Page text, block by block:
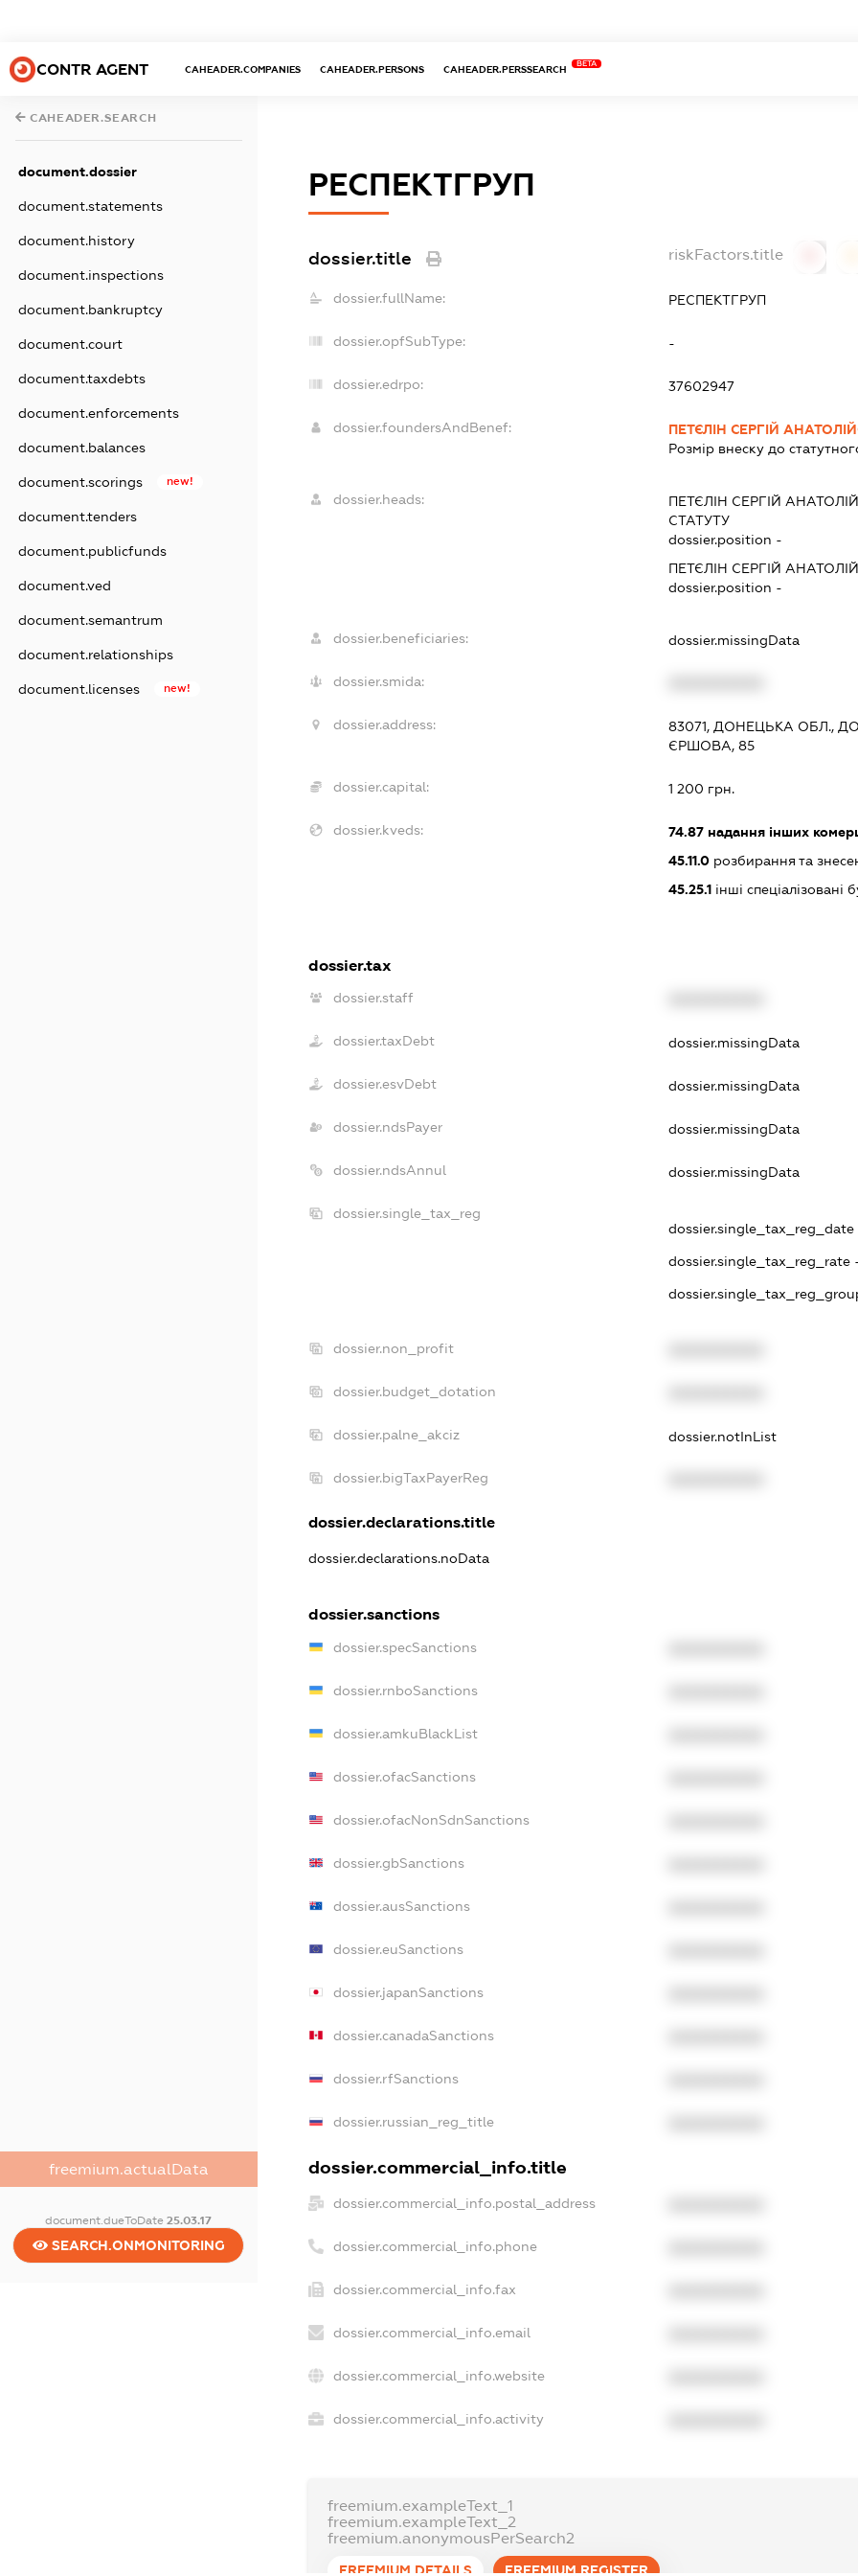
CONTR AGENT CAHEADER.COMPANIES CAHEADER.PERSONS CAHEADER.PERSSEARCH
BETA
CAHEADER.SEARCH
document.dossier
document.statements
document.history
document.inspections
document.bankruptcy
document.court
document.taxdebts
document.enforcements
document.balances
document.scorings new!
document.tenders
document.publicfunds
document.ved
document.semantrum
document.relationships
document.licenses new!
freemium.actualData
document.dueToDate25.03.17
SEARCH.ONMONITORING
РЕСПЕКТГРУП
dossier.title riskFactors.title
dossier.fullName: РЕСПЕКТГРУП
dossier.opfSubType: -
dossier.edrpo: 37602947
dossier.foundersAndBenef:
ПЕТЄЛІН СЕРГІЙ
Розмір внеску до
dossier.heads: ПЕТЄЛІН СЕРГІЙ
СТАТУТУ
dossier.position -
ПЕТЄЛІН СЕРГІЙ
dossier.position -
dossier.beneficiaries: dossier.missingData
dossier.smida:
dossier.address:
83071, ДОНЕЦЬКА ОБЛ.,
ЄРШОВА, 85
dossier.capital: 1 200 грн.
dossier.kveds: 74.87надання інших
45.11.0розбирання та
45.25.1інші спеціалізовані
dossier.tax
dossier.staff
dossier.taxDebt dossier.missingData
dossier.esvDebt dossier.missingData
dossier.ndsPayer dossier.missingData
dossier.ndsAnnul dossier.missingData
dossier.single_tax_reg
dossier.single_tax_reg_date -
dossier.single_tax_reg_rate
dossier.non_profit
dossier.budget_dotation
dossier.palne_akciz dossier.notInList
dossier.bigTaxPayerReg
dossier.declarations.title
dossier.declarations.noData
dossier.sanctions
dossier.specSanctions
dossier.rnboSanctions
dossier.amkuBlackList
dossier.ofacSanctions
dossier.ofacNonSdnSanctions
dossier.gbSanctions
dossier.ausSanctions
dossier.euSanctions
dossier.japanSanctions
dossier.canadaSanctions
dossier.rfSanctions
dossier.russian_reg_title
dossier.commercial_info.title
dossier.commercial_info.postal_address
dossier.commercial_info.phone
dossier.commercial_info.fax
dossier.commercial_info.email
dossier.commercial_info.website
dossier.commercial_info.activity
freemium.exampleText_1
freemium.exampleText_2
freemium.anonymousPerSearch2
FREEMIUM.DETAILS FREEMIUM.REGISTER